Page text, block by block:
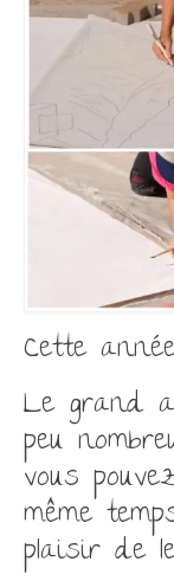
Cette
Le grand
peu
vous
même
plaisir de